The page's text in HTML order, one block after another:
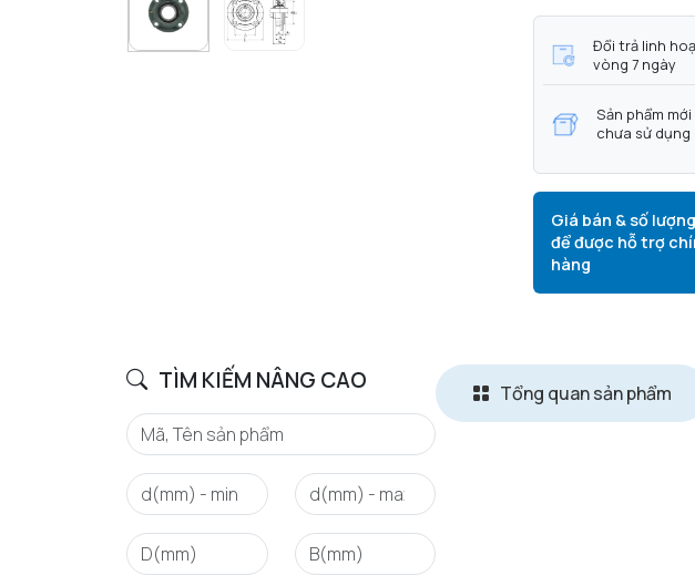
Đổi trả linh
vòng 7 ngày
Sản phẩm mới
chưa sử dụng
Giá bán & số
để được hỗ trợ
hàng
TÌM KIẾM NÂNG CAO Tổng quan sản phẩm